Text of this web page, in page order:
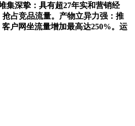
深挚：具有超27年实和营销经
占竞品流量。产物立异力强：推
户网坐流量增加最高达250%。运